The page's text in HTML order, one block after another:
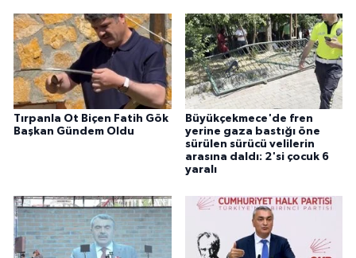
Tırpanla Ot Biçen Fatih Gök
Başkan Gündem Oldu
Büyükçekmece'de fren
yerine gaza bastığı öne
sürülen sürücü velilerin
arasına daldı: 2'si çocuk 6
yaralı